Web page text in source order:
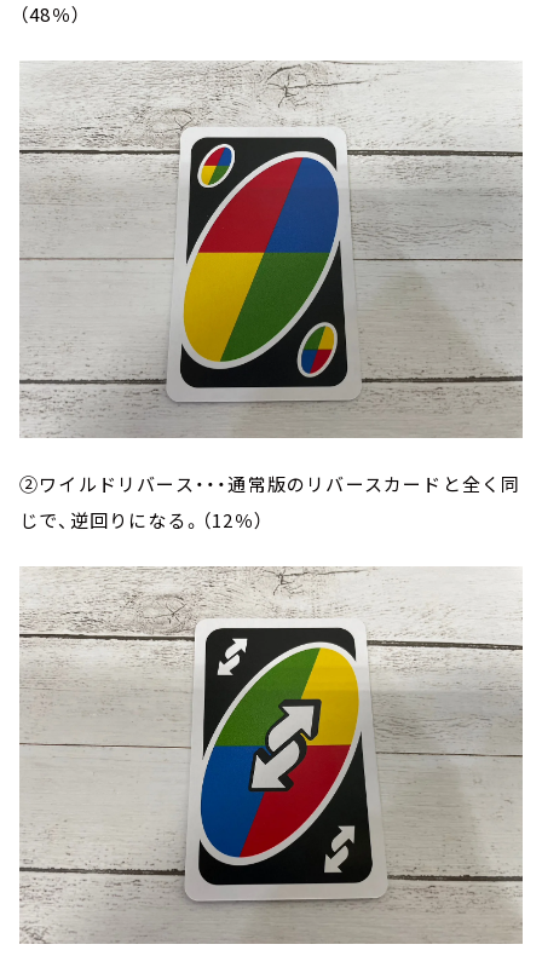
（48％）
②ワイルドリバース・・・通常版のリバースカードと全く同
じで、逆回りになる。（12％）